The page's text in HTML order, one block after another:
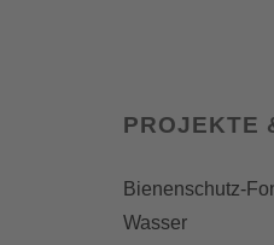
PROJEKTE
Bienenschutz-
Wasser